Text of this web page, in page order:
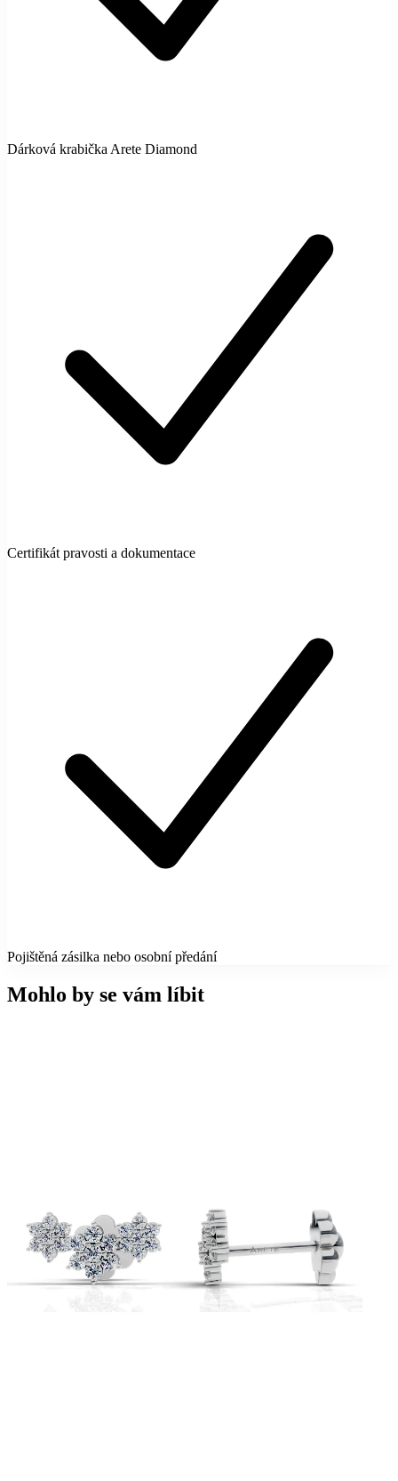
Dárková krabička Arete Diamond
Certifikát pravosti a dokumentace
Pojištěná zásilka nebo osobní předání
Mohlo by se vám líbit